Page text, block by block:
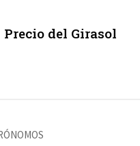
Precio del Girasol